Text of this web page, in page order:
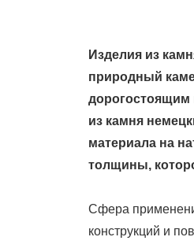
Изделия из
природный
дорогостоящим
из камня
материала на
толщины,
Сфера
конструкций и